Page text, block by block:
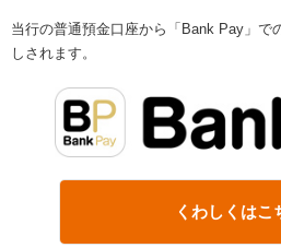
当行の普通預金口座から「Bank Pay」で
しされます。
くわしくはこ